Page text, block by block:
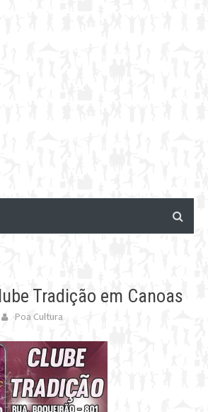
Tradição em Canoas
Poa Cultura